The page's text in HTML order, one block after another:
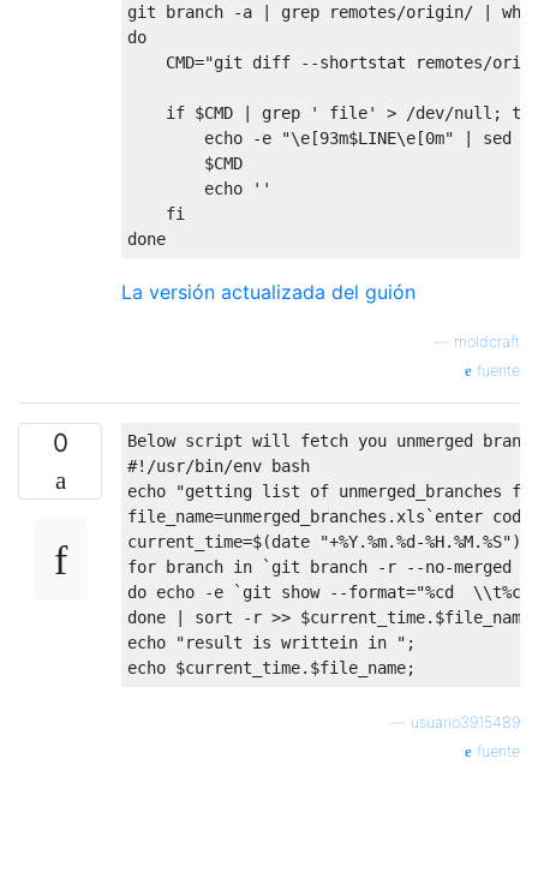
git branch -a | grep remotes/origin/ |
do
CMD="git diff --shortstat remotes/
if $CMD | grep ' file' > /dev/null;
echo -e "\e[93m$LINE\e[0m" | sed
        $CMD
        echo ''
    fi
La versión actualizada del guión
moldcraft
fuente
0
Below script will fetch you unmerged
#!/usr/bin/env bash
echo "getting list of unmerged_branches
file_name=unmerged_branches.xls`enter
current_time=$(date "+%Y.%m.%d-%H.%M.%S")
for branch in `git branch -r --no-merged |
do echo -e `git show --format="%cd
done | sort -r >> $current_time.$file_name
echo "result is writtein in ";
usuario3915489
fuente